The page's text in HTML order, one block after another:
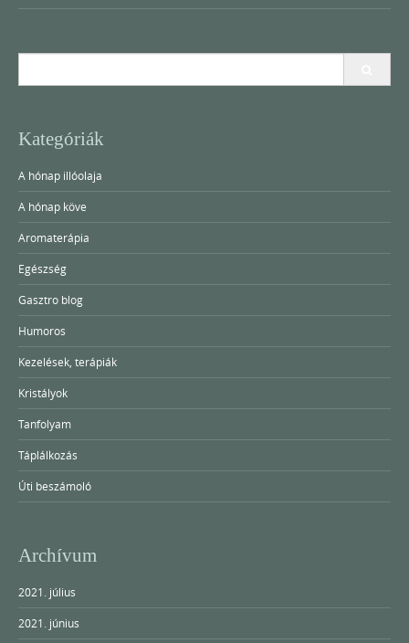
Kategóriák
A hónap illóolaja
A hónap köve
Aromaterápia
Egészség
Gasztro blog
Humoros
Kezelések, terápiák
Kristályok
Tanfolyam
Táplálkozás
Úti beszámoló
Archívum
2021. július
2021. június